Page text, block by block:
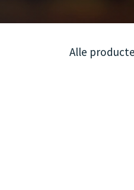
Alle